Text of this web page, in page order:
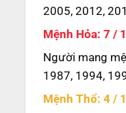
2005, 2012,
Mệnh Hỏa: 7 /
Người mang
1987, 1994,
Mệnh Thổ: 4 /